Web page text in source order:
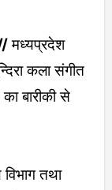
मध्यप्रदेश
कला संगीत
बारीकी से
तथा